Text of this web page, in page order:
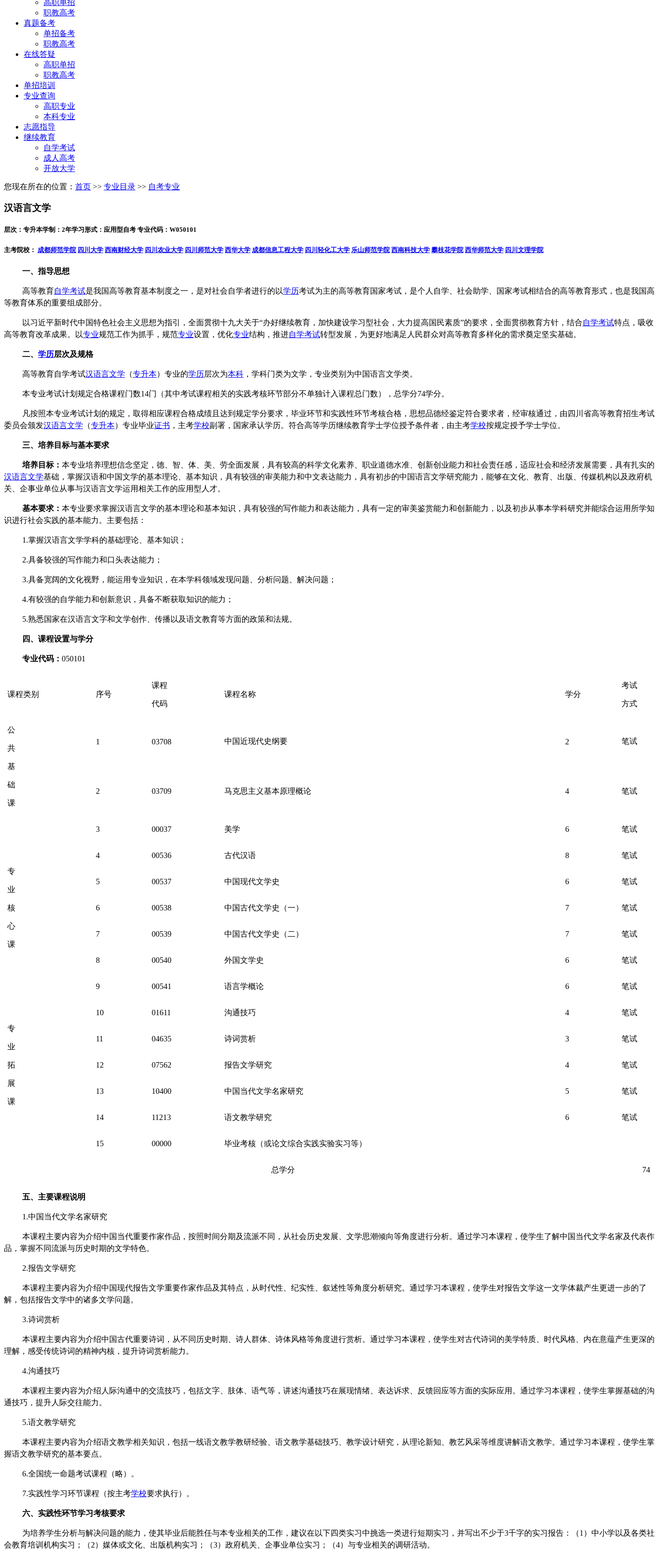
高职单招
职教高考
真题备考
单招备考
职教高考
在线答疑
高职单招
职教高考
单招培训
专业查询
高职专业
本科专业
志愿指导
继续教育
自学考试
成人高考
开放大学
您现在所在的位置： 首页 >> 专业目录 >> 自考专业
汉语言文学
层次：专升本学制：2年学习形式：应用型自考 专业代码：W050101
主考院校： 成都师范学院 四川大学 西南财经大学 四川农业大学 四川师范大学 西华大学 成都信息工程大学 四川轻化工大学 乐山师范学院 西南科技大学 攀枝花学院 西华师范大学 四川文理学院
一、指导思想
高等教育自学考试是我国高等教育基本制度之一，是对社会自学者进行的以学历考试为主的高等教育国家考试，是个人自学、社会助学、国家考试相结合的高等教育形式，也是我国高
等教育体系的重要组成部分。
以习近平新时代中国特色社会主义思想为指引，全面贯彻十九大关于“办好继续教育，加快建设学习型社会，大力提高国民素质”的要求，全面贯彻教育方针，结合自学考试特点，吸收
高等教育改革成果。以专业规范工作为抓手，规范专业设置，优化专业结构，推进自学考试转型发展，为更好地满足人民群众对高等教育多样化的需求奠定坚实基础。
二、 学历层次及规格
高等教育自学考试汉语言文学 （专升本）专业的学历层次为本科 ，学科门类为文学，专业类别为中国语言文学类。
本专业考试计划规定合格课程门数14门（其中考试课程相关的实践考核环节部分不单独计入课程总门数），总学分74学分。
凡按照本专业考试计划的规定，取得相应课程合格成绩且达到规定学分要求，毕业环节和实践性环节考核合格，思想品德经鉴定符合要求者，经审核通过，由四川省高等教育招生考试
委员会颁发汉语言文学 （专升本）专业毕业证书 ，主考学校副署，国家承认学历。符合高等学历继续教育学士学位授予条件者，由主考学校按规定授予学士学位。
三、 培养目标与基本要求
培养目标： 本专业培养理想信念坚定，德、智、体、美、劳全面发展，具有较高的科学文化素养、职业道德水准、创新创业能力和社会责任感，适应社会和经济发展需要，具有扎实的
汉语言文学基础，掌握汉语和中国文学的基本理论、基本知识，具有较强的审美能力和中文表达能力，具有初步的中国语言文学研究能力，能够在文化、教育、出版、传媒机构以及政府机
关、企事业单位从事与汉语言文学运用相关工作的应用型人才。
基本要求： 本专业要求掌握汉语言文学的基本理论和基本知识，具有较强的写作能力和表达能力，具有一定的审美鉴赏能力和创新能力，以及初步从事本学科研究并能综合运用所学知
识进行社会实践的基本能力。主要包括：
1.掌握汉语言文学学科的基础理论、基本知识；
2.具备较强的写作能力和口头表达能力；
3.具备宽阔的文化视野，能运用专业知识，在本学科领域发现问题、分析问题、解决问题；
4.有较强的自学能力和创新意识，具备不断获取知识的能力；
5.熟悉国家在汉语言文字和文学创作、传播以及语文教育等方面的政策和法规。
四、课程设置与学分
专业代码： 050101
课程类别 序号
课程
代码
课程名称 学分
考试
方式
公
共
基
础
课
1 03708 中国近现代史纲要 2 笔试
2 03709 马克思主义基本原理概论 4 笔试
专
业
核
心
课
3 00037 美学 6 笔试
4 00536 古代汉语 8 笔试
5 00537 中国现代文学史 6 笔试
6 00538 中国古代文学史（一） 7 笔试
7 00539 中国古代文学史（二） 7 笔试
8 00540 外国文学史 6 笔试
9 00541 语言学概论 6 笔试
专
业
拓
展
课
10 01611 沟通技巧 4 笔试
11 04635 诗词赏析 3 笔试
12 07562 报告文学研究 4 笔试
13 10400 中国当代文学名家研究 5 笔试
14 11213 语文教学研究 6 笔试
15 00000 毕业考核（或论文综合实践实验实习等）
总学分 74
五、主要课程说明
1.中国当代文学名家研究
本课程主要内容为介绍中国当代重要作家作品，按照时间分期及流派不同，从社会历史发展、文学思潮倾向等角度进行分析。通过学习本课程，使学生了解中国当代文学名家及代表作
品，掌握不同流派与历史时期的文学特色。
2.报告文学研究
本课程主要内容为介绍中国现代报告文学重要作家作品及其特点，从时代性、纪实性、叙述性等角度分析研究。通过学习本课程，使学生对报告文学这一文学体裁产生更进一步的了
解，包括报告文学中的诸多文学问题。
3.诗词赏析
本课程主要内容为介绍中国古代重要诗词，从不同历史时期、诗人群体、诗体风格等角度进行赏析。通过学习本课程，使学生对古代诗词的美学特质、时代风格、内在意蕴产生更深的
理解，感受传统诗词的精神内核，提升诗词赏析能力。
4.沟通技巧
本课程主要内容为介绍人际沟通中的交流技巧，包括文字、肢体、语气等，讲述沟通技巧在展现情绪、表达诉求、反馈回应等方面的实际应用。通过学习本课程，使学生掌握基础的沟
通技巧，提升人际交往能力。
5.语文教学研究
本课程主要内容为介绍语文教学相关知识，包括一线语文教学教研经验、语文教学基础技巧、教学设计研究，从理论新知、教艺风采等维度讲解语文教学。通过学习本课程，使学生掌
握语文教学研究的基本要点。
6.全国统一命题考试课程（略）。
7.实践性学习环节课程（按主考学校要求执行）。
六、实践性环节学习考核要求
为培养学生分析与解决问题的能力，使其毕业后能胜任与本专业相关的工作，建议在以下四类实习中挑选一类进行短期实习，并写出不少于3千字的实习报告：（1）中小学以及各类社
会教育培训机构实习；（2）媒体或文化、出版机构实习；（3）政府机关、企事业单位实习；（4）与专业相关的调研活动。